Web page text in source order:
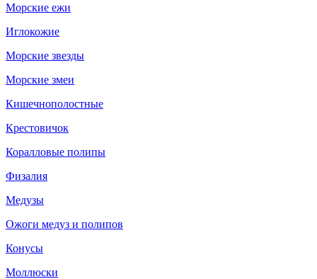
Морские ежи
Иглокожие
Морские звезды
Морские змеи
Кишечнополостные
Крестовичок
Коралловые полипы
Физалия
Медузы
Ожоги медуз и полипов
Конусы
Моллюски